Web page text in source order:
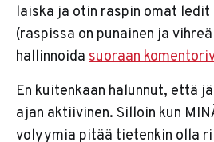
laiska ja otin raspin omat
(raspissa on punainen ja
hallinnoida suoraan
En kuitenkaan halunnut, että
ajan aktiivinen. Silloin kun
volyymia pitää tietenkin olla